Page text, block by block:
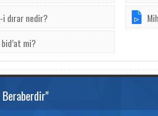
i dırar nedir?
mi?